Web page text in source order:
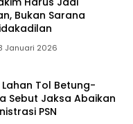
Bukan Sarana
Januari 2026
Tol Betung-
Sebut Jaksa Abaikan
PSN